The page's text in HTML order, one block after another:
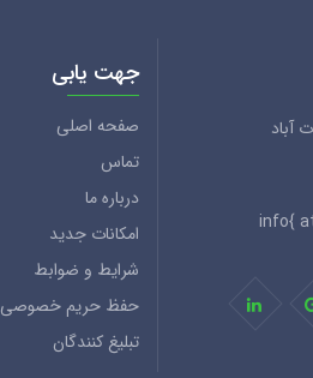
آباد
info{
جهت یابی
صفحه اصلی
تماس
درباره ما
امکانات جدید
شرایط و ضوابط
حفظ حریم خصوصی
تبلیغ کنندگان